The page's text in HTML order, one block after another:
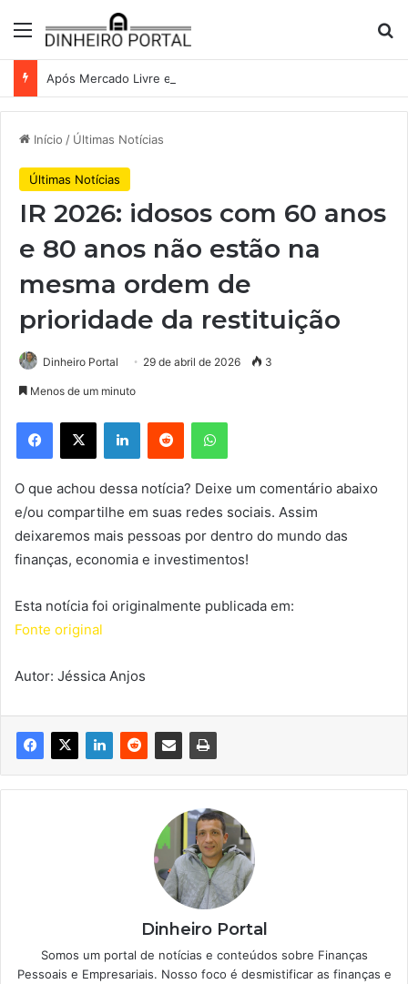
Menu
Início / Últimas Notícias
Últimas Notícias
IR 2026: idosos com 60 anos
e 80 anos não estão na
mesma ordem de
prioridade da restituição
Dinheiro Portal 29 de abril de 2026 3
Menos de um minuto
Facebook
X LinkedinReddit WhatsApp
O que achou dessa notícia? Deixe um comentário abaixo
e/ou compartilhe em suas redes sociais. Assim
deixaremos mais pessoas por dentro do mundo das
finanças, economia e investimentos!
Esta notícia foi originalmente publicada em:
Fonte original
Autor: Jéssica Anjos
Dinheiro Portal
Somos um portal de notícias e conteúdos sobre Finanças
Pessoais e Empresariais. Nosso foco é desmistificar as finanças e